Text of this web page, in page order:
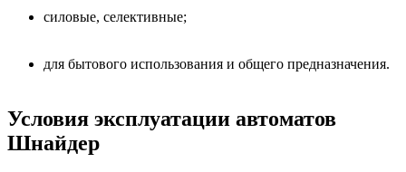
силовые, селективные;
для бытового использования и общего предназначения.
Условия эксплуатации автоматов
Шнайдер